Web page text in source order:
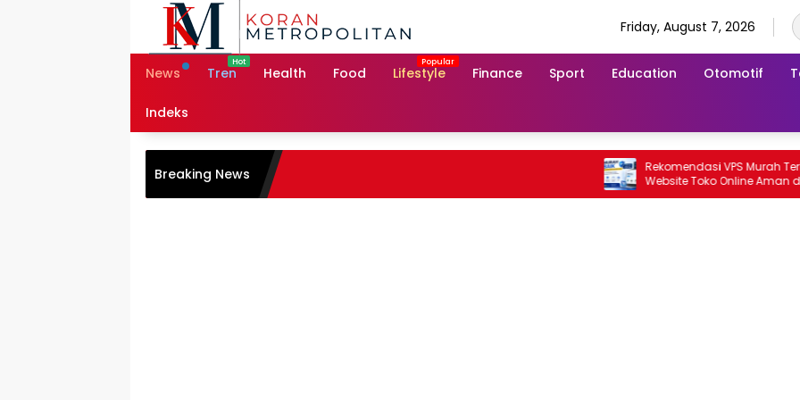
Friday, August 7, 2026
News Tren Health Food Lifestyle Finance Sport Education Otomotif
Indeks
Breaking News
Rekomendasi VPS Murah Terbaik
Website Toko Online Aman dari Risiko
Down